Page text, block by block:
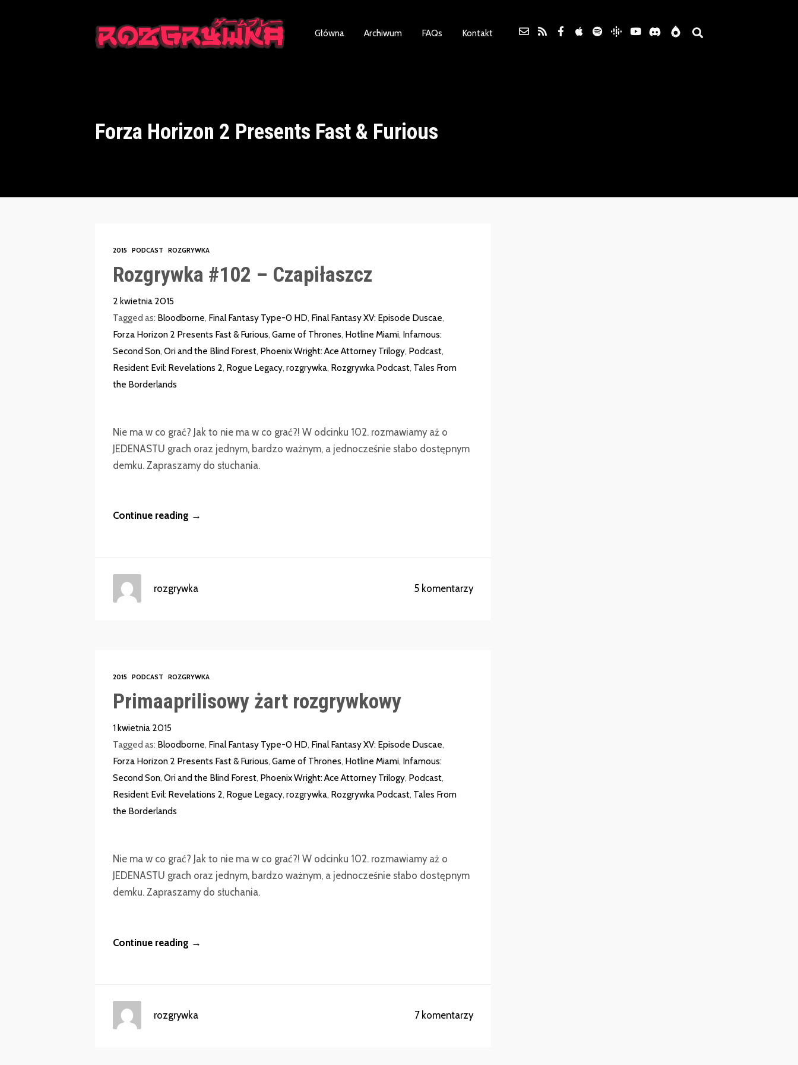
Główna Archiwum FAQs Kontakt
Forza Horizon 2 Presents Fast & Furious
2015 PODCAST ROZGRYWKA
Rozgrywka #102 – Czapiłaszcz
2 kwietnia 2015
Tagged as: Bloodborne, Final Fantasy Type-0 HD, Final Fantasy XV: Episode Duscae,
Forza Horizon 2 Presents Fast & Furious, Game of Thrones, Hotline Miami, Infamous:
Second Son, Ori and the Blind Forest, Phoenix Wright: Ace Attorney Trilogy, Podcast,
Resident Evil: Revelations 2, Rogue Legacy, rozgrywka, Rozgrywka Podcast, Tales From
the Borderlands
Nie ma w co grać? Jak to nie ma w co grać?! W odcinku 102. rozmawiamy aż o
JEDENASTU grach oraz jednym, bardzo ważnym, a jednocześnie słabo dostępnym
demku. Zapraszamy do słuchania.
Continue reading →
5 komentarzy
rozgrywka
2015 PODCAST ROZGRYWKA
Primaaprilisowy żart rozgrywkowy
1 kwietnia 2015
Tagged as: Bloodborne, Final Fantasy Type-0 HD, Final Fantasy XV: Episode Duscae,
Forza Horizon 2 Presents Fast & Furious, Game of Thrones, Hotline Miami, Infamous:
Second Son, Ori and the Blind Forest, Phoenix Wright: Ace Attorney Trilogy, Podcast,
Resident Evil: Revelations 2, Rogue Legacy, rozgrywka, Rozgrywka Podcast, Tales From
the Borderlands
Nie ma w co grać? Jak to nie ma w co grać?! W odcinku 102. rozmawiamy aż o
JEDENASTU grach oraz jednym, bardzo ważnym, a jednocześnie słabo dostępnym
demku. Zapraszamy do słuchania.
Continue reading →
7 komentarzy
rozgrywka